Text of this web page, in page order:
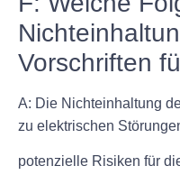
Vorschriften
A: Die Nichteinhaltung
zu elektrischen
potenzielle Risiken für